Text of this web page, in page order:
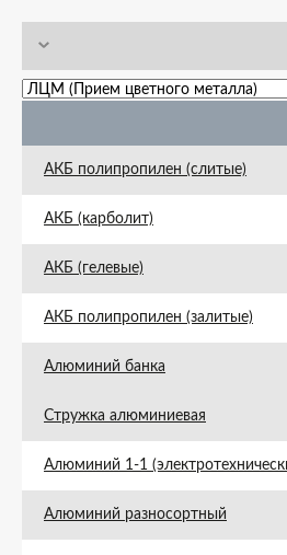
АКБ полипропилен (слитые)
АКБ (карболит)
АКБ (гелевые)
АКБ полипропилен (залитые)
Алюминий банка
Стружка алюминиевая
Алюминий 1-1
Алюминий разносортный